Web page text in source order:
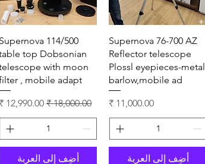
العرض السريع
Supernova 76-700 AZ
Reflector telescope
Plossl eyepieces-metal
barlow,mobile ad
السعر
أضِف إلى العربة
العرض السريع
Supernova 114/500
top Dobsonian
with moon
, mobile adapt
سعر عادي‏18,000.00 ₹ سعر البيع‏12,990.00 ₹
أضِف إلى العربة